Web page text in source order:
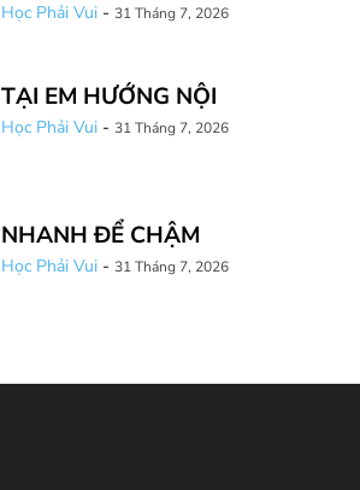
Học Phải Vui - 31 Tháng 7, 2026
TẠI EM HƯỚNG NỘI
Học Phải Vui - 31 Tháng 7, 2026
NHANH ĐỂ CHẬM
Học Phải Vui - 31 Tháng 7, 2026